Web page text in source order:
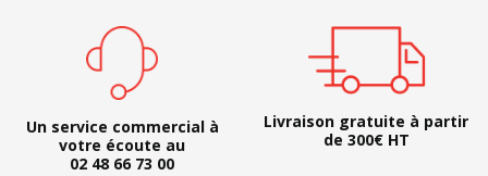
Un service commercial à
votre écoute au
02 48 66 73 00
Livraison gratuite à partir
de 300€ HT